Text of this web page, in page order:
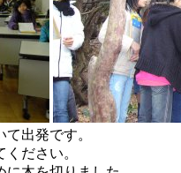
出発です。
ださい。